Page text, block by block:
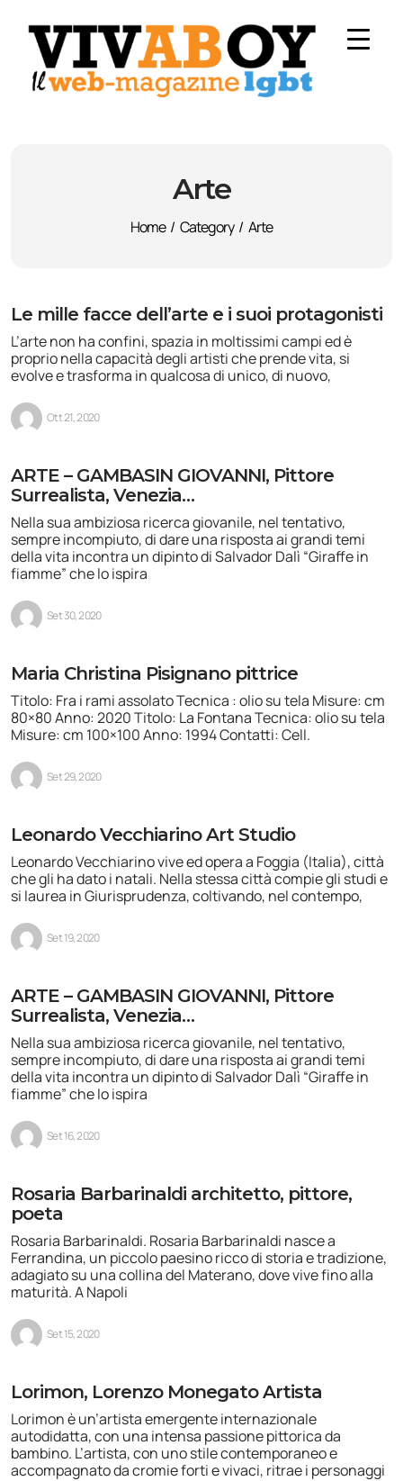
Arte
Home / Category / Arte
Le mille facce dell’arte e i suoi protagonisti
L’arte non ha confini, spazia in moltissimi campi ed è
proprio nella capacità degli artisti che prende vita, si
evolve e trasforma in qualcosa di unico, di nuovo,
Ott 21, 2020
ARTE – GAMBASIN GIOVANNI, Pittore
Surrealista, Venezia…
Nella sua ambiziosa ricerca giovanile, nel tentativo,
sempre incompiuto, di dare una risposta ai grandi temi
della vita incontra un dipinto di Salvador Dalì “Giraffe in
fiamme” che lo ispira
Set 30, 2020
Maria Christina Pisignano pittrice
Titolo: Fra i rami assolato Tecnica : olio su tela Misure: cm
80×80 Anno: 2020 Titolo: La Fontana Tecnica: olio su tela
Misure: cm 100×100 Anno: 1994 Contatti: Cell.
Set 29, 2020
Leonardo Vecchiarino Art Studio
Leonardo Vecchiarino vive ed opera a Foggia (Italia), città
che gli ha dato i natali. Nella stessa città compie gli studi e
si laurea in Giurisprudenza, coltivando, nel contempo,
Set 19, 2020
ARTE – GAMBASIN GIOVANNI, Pittore
Surrealista, Venezia…
Nella sua ambiziosa ricerca giovanile, nel tentativo,
sempre incompiuto, di dare una risposta ai grandi temi
della vita incontra un dipinto di Salvador Dalì “Giraffe in
fiamme” che lo ispira
Set 16, 2020
Rosaria Barbarinaldi architetto, pittore,
poeta
Rosaria Barbarinaldi. Rosaria Barbarinaldi nasce a
Ferrandina, un piccolo paesino ricco di storia e tradizione,
adagiato su una collina del Materano, dove vive fino alla
maturità. A Napoli
Set 15, 2020
Lorimon, Lorenzo Monegato Artista
Lorimon è un’artista emergente internazionale
autodidatta, con una intensa passione pittorica da
bambino. L’artista, con uno stile contemporaneo e
accompagnato da cromie forti e vivaci, ritrae i personaggi